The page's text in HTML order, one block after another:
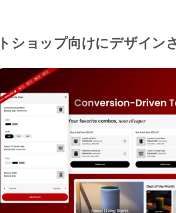
ショップ向けにデザイン